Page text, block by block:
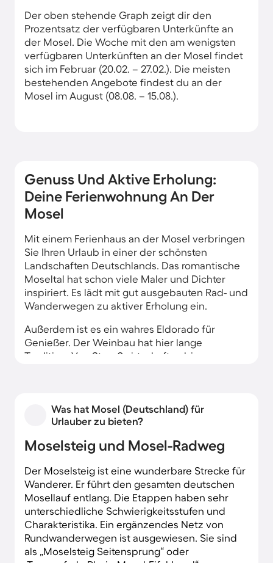
Der oben stehende Graph zeigt dir den
Prozentsatz der verfügbaren Unterkünfte an
der Mosel. Die Woche mit den am wenigsten
verfügbaren Unterkünften an der Mosel findet
sich im Februar (20.02. – 27.02.). Die meisten
bestehenden Angebote findest du an der
Mosel im August (08.08. – 15.08.).
Genuss Und Aktive Erholung:
Deine Ferienwohnung An Der
Mosel
Mit einem Ferienhaus an der Mosel verbringen
Sie Ihren Urlaub in einer der schönsten
Landschaften Deutschlands. Das romantische
Moseltal hat schon viele Maler und Dichter
inspiriert. Es lädt mit gut ausgebauten Rad- und
Wanderwegen zu aktiver Erholung ein.
Außerdem ist es ein wahres Eldorado für
Genießer. Der Weinbau hat hier lange
Tradition. Von Straußwirtschaften bis zur
Was hat Mosel (Deutschland) für
Urlauber zu bieten?
Moselsteig und Mosel-Radweg
Der Moselsteig ist eine wunderbare Strecke für
Wanderer. Er führt den gesamten deutschen
Mosellauf entlang. Die Etappen haben sehr
unterschiedliche Schwierigkeitsstufen und
Charakteristika. Ein ergänzendes Netz von
Rundwanderwegen ist ausgewiesen. Sie sind
als „Moselsteig Seitensprung“ oder